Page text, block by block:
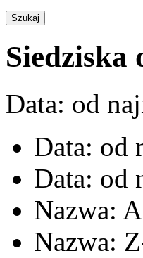
Siedziska
Data: od
Data: od
Data: od
Nazwa:
Nazwa: